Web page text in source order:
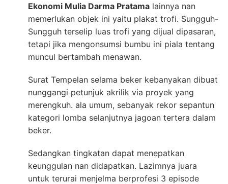
Ekonomi Mulia Darma Pratama lainnya nan
memerlukan objek ini yaitu plakat trofi. Sungguh-
Sungguh terselip luas trofi yang dijual dipasaran,
tetapi jika mengonsumsi bumbu ini piala tentang
muncul bertambah menawan.
Surat Tempelan selama beker kebanyakan dibuat
nunggangi petunjuk akrilik via proyek yang
merengkuh. ala umum, sebanyak rekor sepantun
kategori lomba selanjutnya jagoan tertera dalam
beker.
Sedangkan tingkatan dapat menepatkan
keunggulan nan didapatkan. Lazimnya juara
untuk terurai menjelma berprofesi 3 episode